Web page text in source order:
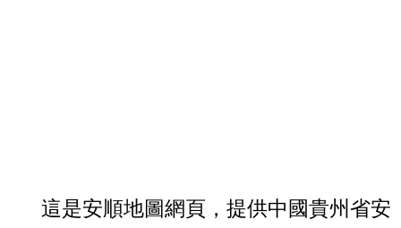
這是安順地圖網頁，提供中國貴州省安